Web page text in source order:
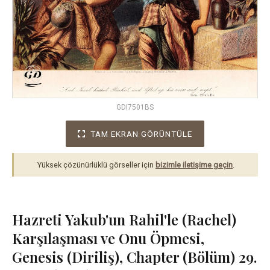
GDI7501BS
TAM EKRAN GÖRÜNTÜLE
Yüksek çözünürlüklü görseller için bizimle iletişime geçin.
Hazreti Yakub'un Rahil'le (Rachel)
Karşılaşması ve Onu Öpmesi,
Genesis (Diriliş), Chapter (Bölüm) 29.